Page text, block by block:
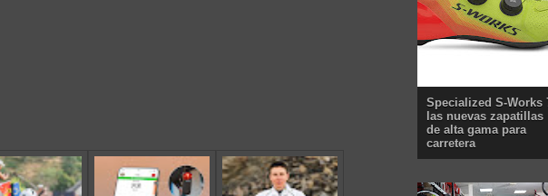
Specialized S-Works
las nuevas zapatillas
de alta gama para
carretera